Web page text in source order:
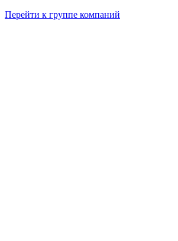
Перейти к группе компаний